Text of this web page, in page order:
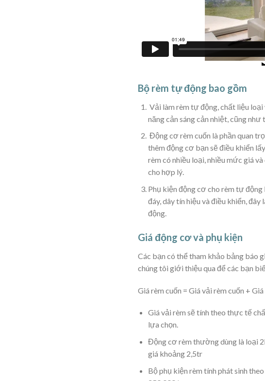
Bộ rèm tự động bao gồm
Vải làm rèm tự động, chất liệu
năng cản sáng cản nhiệt, cũng như
Động cơ rèm cuốn là phần quan
thêm động cơ bạn sẽ điều khiển
rèm có nhiều loại, nhiều mức giá
cho hợp lý.
Phụ kiện động cơ cho rèm tự động
đáy, dây tín hiệu và điều khiển,
động.
Giá động cơ và phụ kiện
Các bạn có thể tham khảo bảng báo
chúng tôi giới thiệu qua để các bạn
Giá rèm cuốn = Giá vải rèm cuốn +
Giá vải rèm sẽ tính theo thực tế
lựa chọn.
Động cơ rèm thường dùng là loại
giá khoảng 2,5tr
Bộ phụ kiện rèm tính phát sinh